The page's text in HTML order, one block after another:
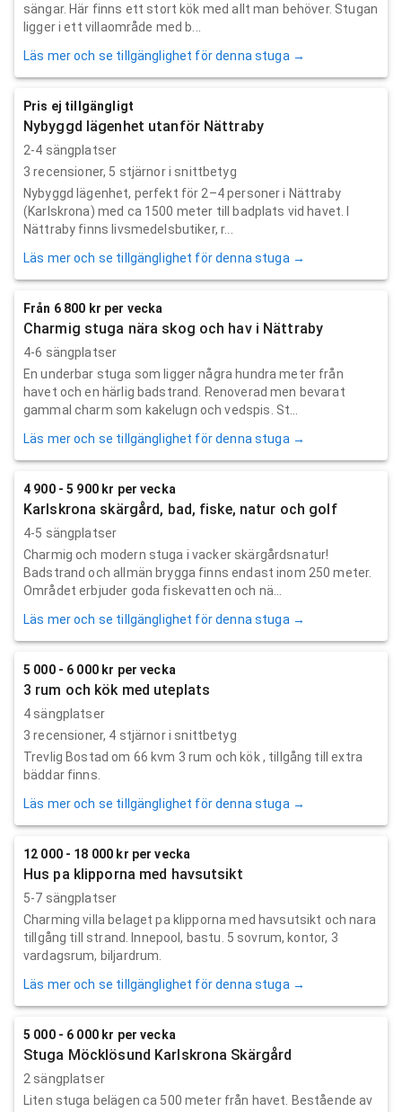
sängar. Här finns ett stort kök med allt man behöver. Stugan
ligger i ett villaområde med b...
Läs mer och se tillgänglighet för denna stuga →
Pris ej tillgängligt
Nybyggd lägenhet utanför Nättraby
2-4 sängplatser
3 recensioner, 5 stjärnor i snittbetyg
Nybyggd lägenhet, perfekt för 2–4 personer i Nättraby
(Karlskrona) med ca 1500 meter till badplats vid havet. I
Nättraby finns livsmedelsbutiker, r...
Läs mer och se tillgänglighet för denna stuga →
Från 6 800 kr per vecka
Charmig stuga nära skog och hav i Nättraby
4-6 sängplatser
En underbar stuga som ligger några hundra meter från
havet och en härlig badstrand. Renoverad men bevarat
gammal charm som kakelugn och vedspis. St...
Läs mer och se tillgänglighet för denna stuga →
4 900 - 5 900 kr per vecka
Karlskrona skärgård, bad, fiske, natur och golf
4-5 sängplatser
Charmig och modern stuga i vacker skärgårdsnatur!
Badstrand och allmän brygga finns endast inom 250 meter.
Området erbjuder goda fiskevatten och nä...
Läs mer och se tillgänglighet för denna stuga →
5 000 - 6 000 kr per vecka
3 rum och kök med uteplats
4 sängplatser
3 recensioner, 4 stjärnor i snittbetyg
Trevlig Bostad om 66 kvm 3 rum och kök , tillgång till extra
bäddar finns.
Läs mer och se tillgänglighet för denna stuga →
12 000 - 18 000 kr per vecka
Hus pa klipporna med havsutsikt
5-7 sängplatser
Charming villa belaget pa klipporna med havsutsikt och nara
tillgång till strand. Innepool, bastu. 5 sovrum, kontor, 3
vardagsrum, biljardrum.
Läs mer och se tillgänglighet för denna stuga →
5 000 - 6 000 kr per vecka
Stuga Möcklösund Karlskrona Skärgård
2 sängplatser
Liten stuga belägen ca 500 meter från havet. Bestående av